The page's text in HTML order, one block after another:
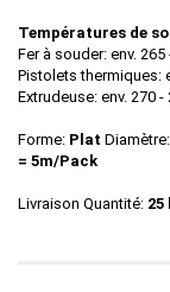
Températures de
Fer à souder: env. 265
Pistolets thermiques:
Extrudeuse: env. 270 -
Forme: Plat Diamètre:
= 5m/Pack
Livraison Quantité: 25